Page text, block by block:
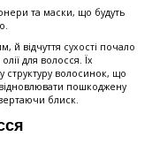
та маски, що будуть
й відчуття сухості почало
для волосся. Їх
структуру волосинок, що
пошкоджену
блиск.